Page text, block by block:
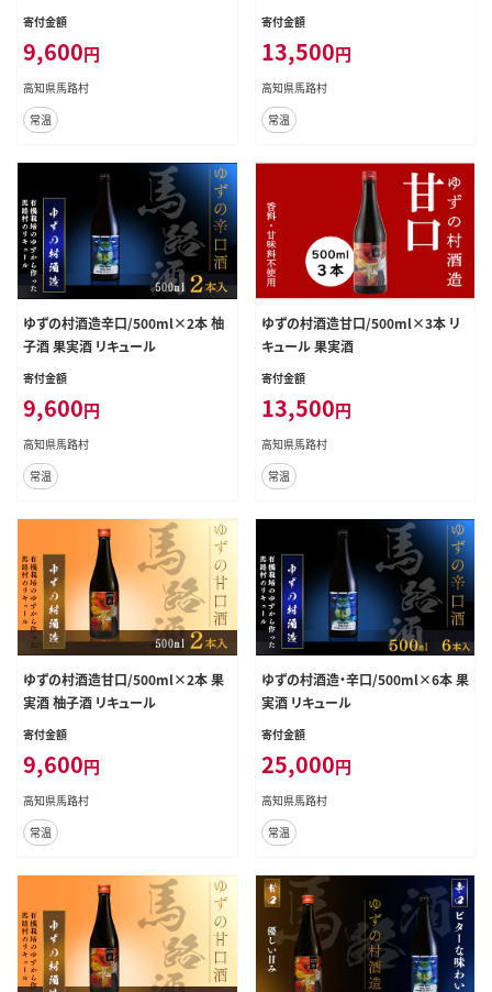
寄付金額
9,600円
高知県馬路村
常温
寄付金額
13,500円
高知県馬路村
常温
ゆずの村酒造辛口/500ml×2本 柚
子酒 果実酒 リキュール
寄付金額
9,600円
高知県馬路村
常温
ゆずの村酒造甘口/500ml×3本 リ
キュール 果実酒
寄付金額
13,500円
高知県馬路村
常温
ゆずの村酒造甘口/500ml×2本 果
実酒 柚子酒 リキュール
寄付金額
9,600円
高知県馬路村
常温
ゆずの村酒造・辛口/500ml×6本 果
実酒 リキュール
寄付金額
25,000円
高知県馬路村
常温